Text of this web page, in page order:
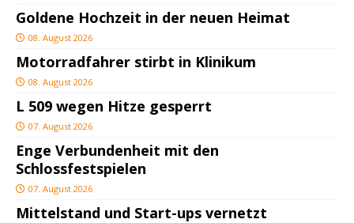
Goldene Hochzeit in der neuen Heimat
08. August 2026
Motorradfahrer stirbt in Klinikum
08. August 2026
L 509 wegen Hitze gesperrt
07. August 2026
Enge Verbundenheit mit den
Schlossfestspielen
07. August 2026
Mittelstand und Start-ups vernetzt